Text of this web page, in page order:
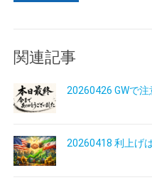
関連記事
20260426 GWで注
20260418 利上げ